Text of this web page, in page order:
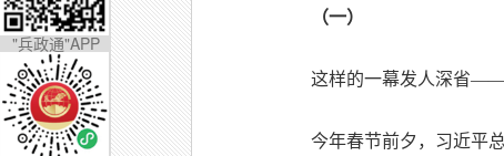
（一）
这样的一幕发人深省
今年春节前夕，习近平
"兵政通"APP